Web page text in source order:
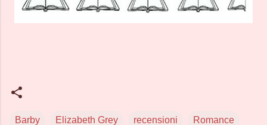
Barby Elizabeth Grey recensioni Romance